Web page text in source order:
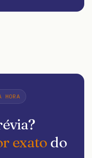
HORA
exato do